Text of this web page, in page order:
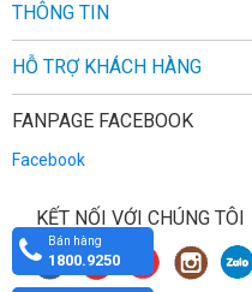
THÔNG TIN
HỖ TRỢ KHÁCH HÀNG
FANPAGE FACEBOOK
Facebook
KẾT NỐI VỚI CHÚNG TÔI
Bán hàng
1800.9250